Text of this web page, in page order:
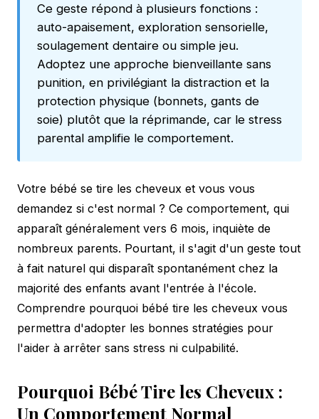
Ce geste répond à plusieurs fonctions :
auto-apaisement, exploration sensorielle,
soulagement dentaire ou simple jeu.
Adoptez une approche bienveillante sans
punition, en privilégiant la distraction et la
protection physique (bonnets, gants de
soie) plutôt que la réprimande, car le stress
parental amplifie le comportement.
Votre bébé se tire les cheveux et vous vous
demandez si c'est normal ? Ce comportement, qui
apparaît généralement vers 6 mois, inquiète de
nombreux parents. Pourtant, il s'agit d'un geste tout
à fait naturel qui disparaît spontanément chez la
majorité des enfants avant l'entrée à l'école.
Comprendre pourquoi bébé tire les cheveux vous
permettra d'adopter les bonnes stratégies pour
l'aider à arrêter sans stress ni culpabilité.
Pourquoi Bébé Tire les Cheveux :
Un Comportement Normal